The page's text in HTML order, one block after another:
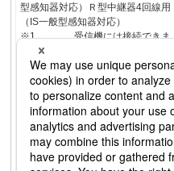
型感知器対応）Ｒ型中継器4回線用
（IS一般型感知器対応）
※1 受信機には接続できま
せん。接続可能な受信機は
の「新旧FRシステム接続互換表」
をご覧ください。 ※2ISモードは
ISシステムの感知器を接続するた
めのモードです。※3FRモードは
FRシステムの感知器を接続するた
めのモードです。262ページ●リニ
ューアル中継器257Ｒ型防災システ